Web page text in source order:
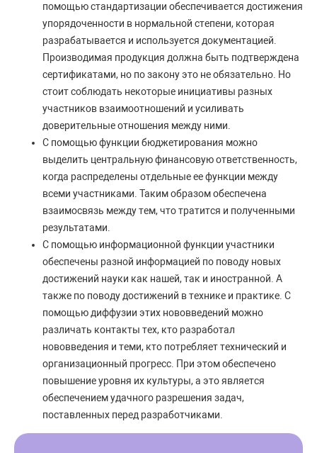
помощью стандартизации обеспечивается достижения
упорядоченности в нормальной степени, которая
разрабатывается и используется документацией.
Производимая продукция должна быть подтверждена
сертификатами, но по закону это не обязательно. Но
стоит соблюдать некоторые инициативы разных
участников взаимоотношений и усиливать
доверительные отношения между ними.
С помощью функции бюджетирования можно
выделить центральную финансовую ответственность,
когда распределены отдельные ее функции между
всеми участниками. Таким образом обеспечена
взаимосвязь между тем, что тратится и полученными
результатами.
С помощью информационной функции участники
обеспечены разной информацией по поводу новых
достижений науки как нашей, так и иностранной. А
также по поводу достижений в технике и практике. С
помощью диффузии этих нововведений можно
различать контакты тех, кто разработал
нововведения и теми, кто потребляет технический и
организационный прогресс. При этом обеспечено
повышение уровня их культуры, а это является
обеспечением удачного разрешения задач,
поставленных перед разработчиками.